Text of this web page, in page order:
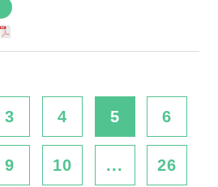
3 4 5 6
9 10 ... 26